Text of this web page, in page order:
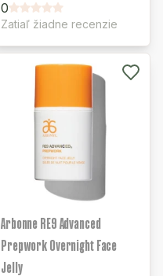
0
Zatiaľ žiadne recenzie
Arbonne RE9 Advanced
Prepwork Overnight Face
Jelly